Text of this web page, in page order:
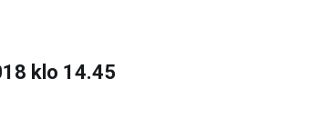
klo 14.45